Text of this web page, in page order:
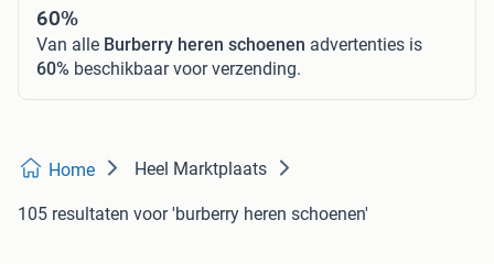
60%
Van alle Burberry heren schoenen advertenties is
60% beschikbaar voor verzending.
Home Heel Marktplaats
105 resultaten voor 'burberry heren schoenen'